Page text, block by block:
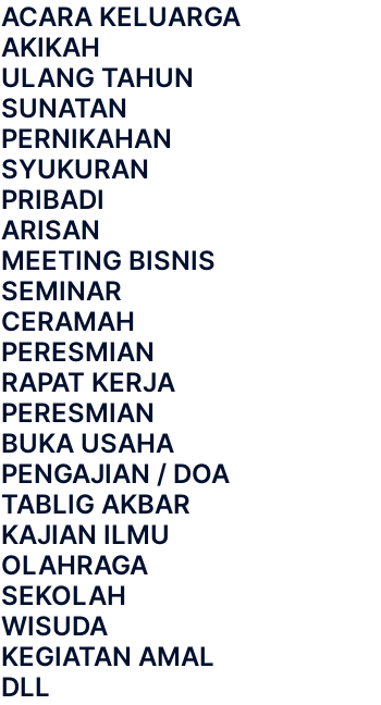
ACARA KELUARGA
AKIKAH
ULANG TAHUN
SUNATAN
PERNIKAHAN
SYUKURAN
PRIBADI
ARISAN
MEETING BISNIS
SEMINAR
CERAMAH
PERESMIAN
RAPAT KERJA
PERESMIAN
BUKA USAHA
PENGAJIAN / DOA
TABLIG AKBAR
KAJIAN ILMU
OLAHRAGA
SEKOLAH
WISUDA
KEGIATAN AMAL
DLL